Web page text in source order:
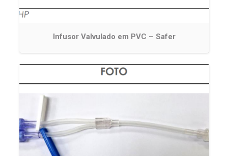
Infusor Valvulado em PVC – Safer